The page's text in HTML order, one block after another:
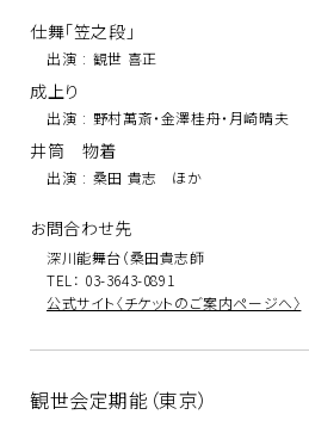
仕舞「笠之段」
出演 : 観世 喜正
成上り
出演 : 野村萬斎・金澤桂舟・月崎晴夫
井筒 物着
出演 : 桑田 貴志 ほか
お問合わせ先
深川能舞台（桑田貴志師
TEL： 03-3643-0891
公式サイト〈チケットのご案内ページへ〉
観世会定期能（東京）